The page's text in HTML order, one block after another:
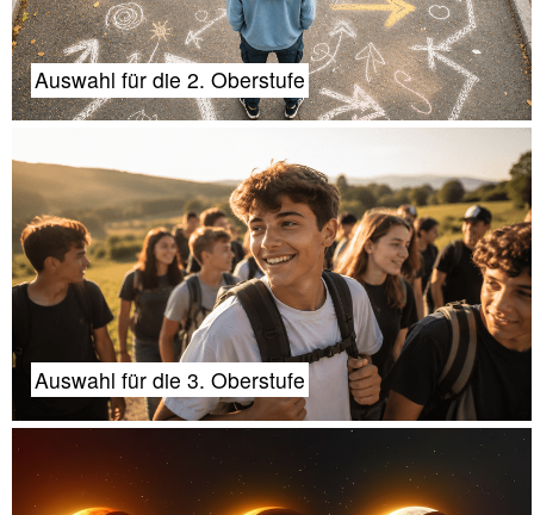
Auswahl für die 2. Oberstufe
Auswahl für die 3. Oberstufe